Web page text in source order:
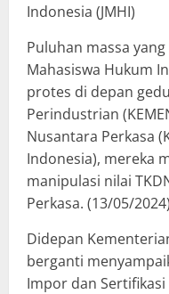
Indonesia (JMHI)
Puluhan massa
Mahasiswa Hukum
protes di depan
Perindustrian
Nusantara Perkasa
Indonesia), mereka
manipulasi nilai
Perkasa. (13/05/2024)
Didepan
berganti
Impor dan Sertifikasi